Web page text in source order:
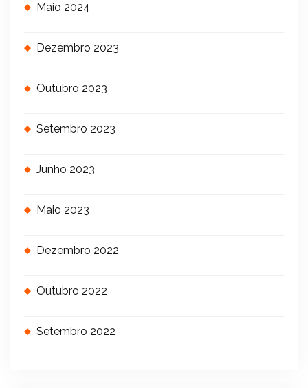
Maio 2024
Dezembro 2023
Outubro 2023
Setembro 2023
Junho 2023
Maio 2023
Dezembro 2022
Outubro 2022
Setembro 2022